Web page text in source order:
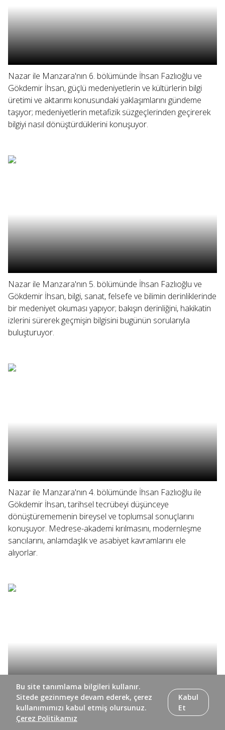
Nazar ile Manzara'nın 6. bölümünde İhsan Fazlıoğlu ve
Gökdemir İhsan, güçlü medeniyetlerin ve kültürlerin bilgi
üretimi ve aktarımı konusundaki yaklaşımlarını gündeme
taşıyor; medeniyetlerin metafizik süzgeçlerinden geçirerek
bilgiyi nasıl dönüştürdüklerini konuşuyor.
Nazar ile Manzara'nın 5. bölümünde İhsan Fazlıoğlu ve
Gökdemir İhsan, bilgi, sanat, felsefe ve bilimin derinliklerinde
bir medeniyet okuması yapıyor; bakışın derinliğini, hakikatin
izlerini sürerek geçmişin bilgisini bugünün sorularıyla
buluşturuyor.
Nazar ile Manzara'nın 4. bölümünde İhsan Fazlıoğlu ile
Gökdemir İhsan, tarihsel tecrübeyi düşünceye
dönüştürememenin bireysel ve toplumsal sonuçlarını
konuşuyor. Medrese-akademi kırılmasını, modernleşme
sancılarını, anlamdaşlık ve asabiyet kavramlarını ele
alıyorlar.
Nazar ile Manzara'nın 3. bölümünde İhsan Fazlıoğlu ile
Gökdemir İhsan, kimlik ve zihniyet inşasında geçmişin
Bu site tanımlama bilgileri kullanır.
Sitede gezinmeye devam ederek, çerez
kullanımımızı kabul etmiş olursunuz.
Çerez Politikamız
Kabul
Et